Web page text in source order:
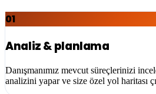
01
Analiz & planlama
Danışmanımız mevcut süreçlerinizi
analizini yapar ve size özel yol haritası